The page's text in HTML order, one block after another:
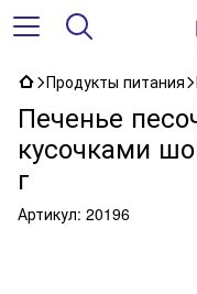
Продукты питания
Печенье
кусочками
г
Артикул: 20196